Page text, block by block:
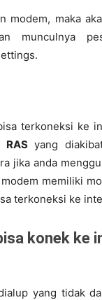
modem, maka
munculnya
terkoneksi ke
RASyang
jika anda
memiliki
terkoneksi ke
yang tidak